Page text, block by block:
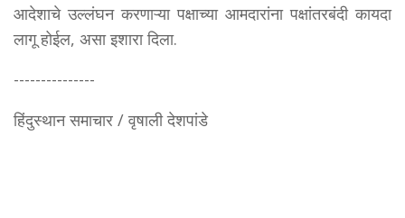
आदेशाचे उल्लंघन करणाऱ्या पक्षाच्या आमदारांना पक्षांतरबंदी कायदा
लागू होईल, असा इशारा दिला.
---------------
हिंदुस्थान समाचार / वृषाली देशपांडे